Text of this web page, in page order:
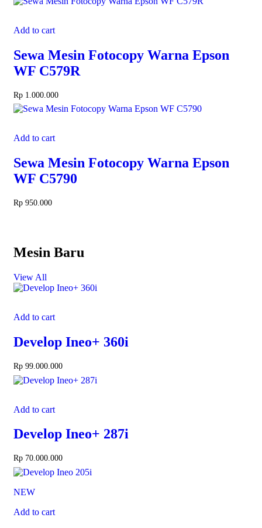
Add to cart
Sewa Mesin Fotocopy Warna Epson
WF C579R
Rp 1.000.000
Add to cart
Sewa Mesin Fotocopy Warna Epson
WF C5790
Rp 950.000
Mesin Baru
View All
Add to cart
Develop Ineo+ 360i
Rp 99.000.000
Add to cart
Develop Ineo+ 287i
Rp 70.000.000
NEW
Add to cart